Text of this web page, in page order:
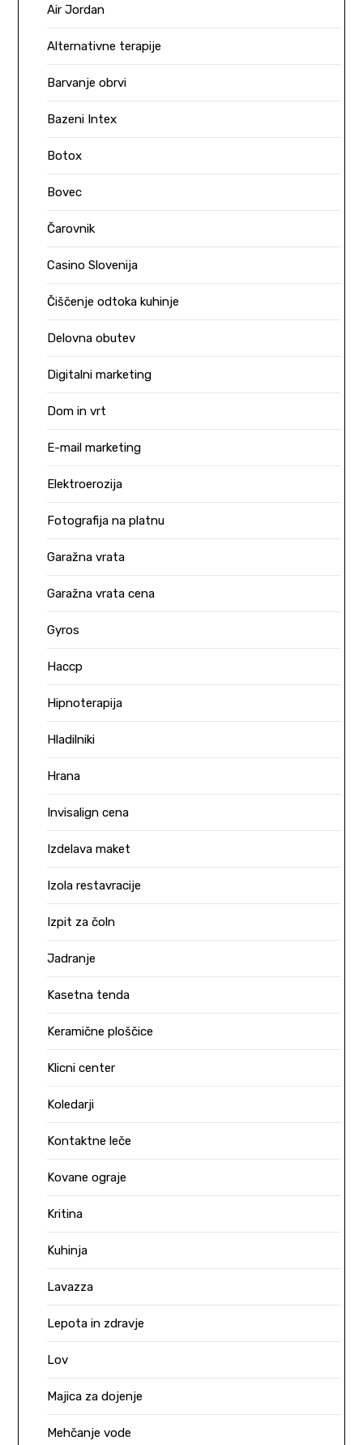
Air Jordan
Alternativne terapije
Barvanje obrvi
Bazeni Intex
Botox
Bovec
Čarovnik
Casino Slovenija
Čiščenje odtoka kuhinje
Delovna obutev
Digitalni marketing
Dom in vrt
E-mail marketing
Elektroerozija
Fotografija na platnu
Garažna vrata
Garažna vrata cena
Gyros
Haccp
Hipnoterapija
Hladilniki
Hrana
Invisalign cena
Izdelava maket
Izola restavracije
Izpit za čoln
Jadranje
Kasetna tenda
Keramične ploščice
Klicni center
Koledarji
Kontaktne leče
Kovane ograje
Kritina
Kuhinja
Lavazza
Lepota in zdravje
Lov
Majica za dojenje
Mehčanje vode